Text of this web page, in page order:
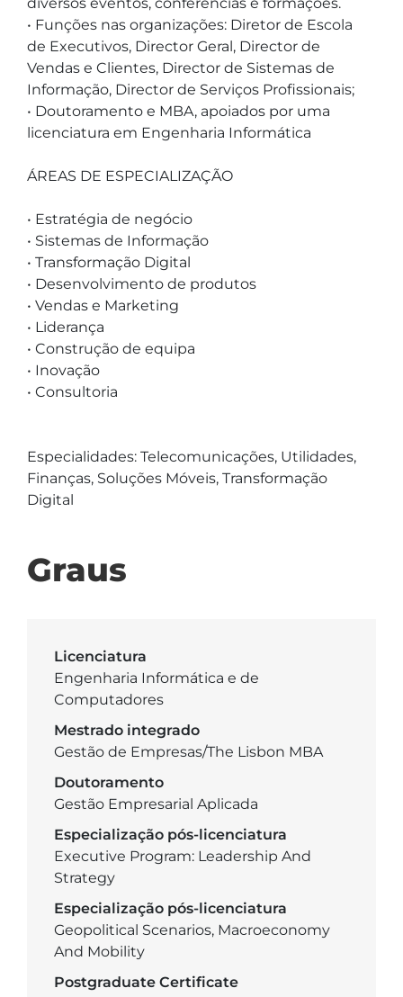
• Funções nas organizações: Diretor de Escola
de Executivos, Director Geral, Director de
Vendas e Clientes, Director de Sistemas de
Informação, Director de Serviços Profissionais;
• Doutoramento e MBA, apoiados por uma
licenciatura em Engenharia Informática
ÁREAS DE ESPECIALIZAÇÃO
• Estratégia de negócio
• Sistemas de Informação
• Transformação Digital
• Desenvolvimento de produtos
• Vendas e Marketing
• Liderança
• Construção de equipa
• Inovação
• Consultoria
Especialidades: Telecomunicações, Utilidades,
Finanças, Soluções Móveis, Transformação
Digital
Graus
Licenciatura
Engenharia Informática e de
Computadores
Mestrado integrado
Gestão de Empresas/The Lisbon MBA
Doutoramento
Gestão Empresarial Aplicada
Especialização pós-licenciatura
Executive Program: Leadership And
Strategy
Especialização pós-licenciatura
Geopolitical Scenarios, Macroeconomy
And Mobility
Postgraduate Certificate